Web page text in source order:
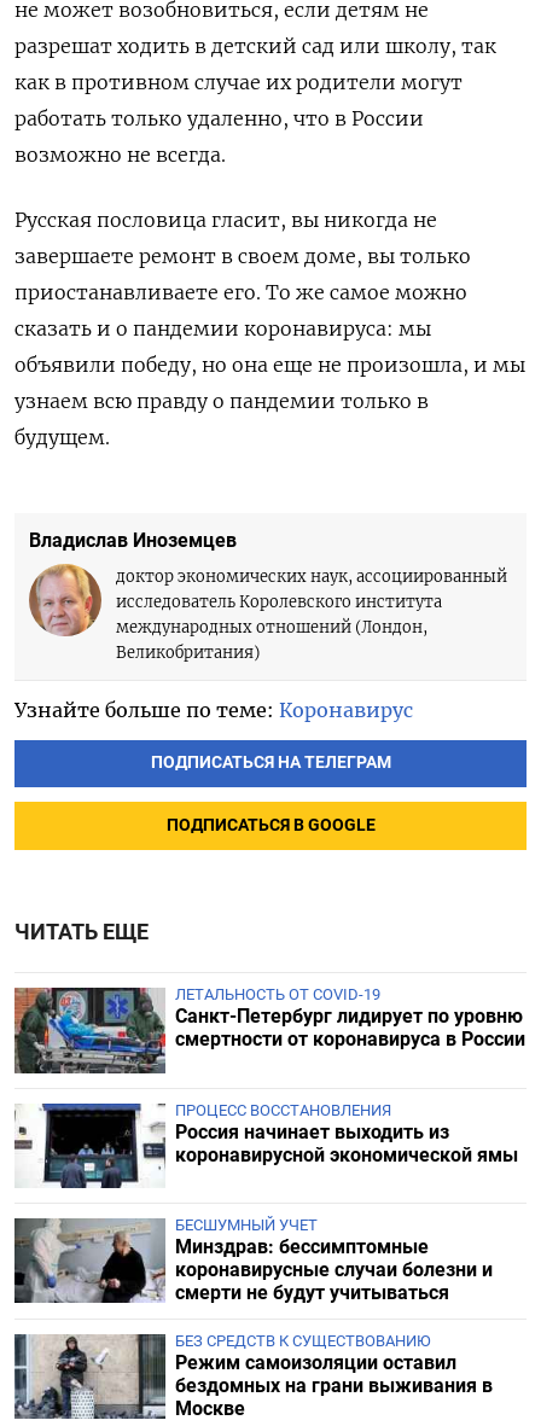
не может возобновиться, если детям не
разрешат ходить в детский сад или школу, так
как в противном случае их родители могут
работать только удаленно, что в России
возможно не всегда.
Русская пословица гласит, вы никогда не
завершаете ремонт в своем доме, вы только
приостанавливаете его. То же самое можно
сказать и о пандемии коронавируса: мы
объявили победу, но она еще не произошла, и мы
узнаем всю правду о пандемии только в
будущем.
Владислав Иноземцев
доктор экономических наук, ассоциированный
исследователь Королевского института
международных отношений (Лондон,
Великобритания)
Узнайте больше по теме: Коронавирус
ПОДПИСАТЬСЯ НА ТЕЛЕГРАМ
ПОДПИСАТЬСЯ В GOOGLE
ЧИТАТЬ ЕЩЕ
ЛЕТАЛЬНОСТЬ ОТ COVID-19
Санкт-Петербург лидирует по уровню
смертности от коронавируса в России
ПРОЦЕСС ВОССТАНОВЛЕНИЯ
Россия начинает выходить из
коронавирусной экономической ямы
БЕСШУМНЫЙ УЧЕТ
Минздрав: бессимптомные
коронавирусные случаи болезни и
смерти не будут учитываться
БЕЗ СРЕДСТВ К СУЩЕСТВОВАНИЮ
Режим самоизоляции оставил
бездомных на грани выживания в
Москве